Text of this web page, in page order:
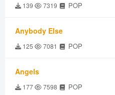
139 7319 POP
Anybody Else
125 7081 POP
Angels
177 7598 POP